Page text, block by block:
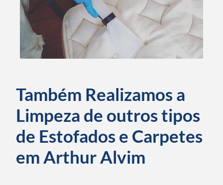
Também Realizamos a
Limpeza de outros tipos
de Estofados e Carpetes
em Arthur Alvim